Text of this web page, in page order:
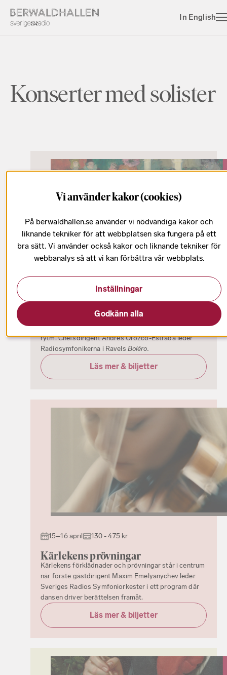
In English
Konserter med solister
100 - 420 kr
Upptäck Ravels Boléro
Välkommen till ett musikaliskt upptäckarprogram
som leder fram till en av klassikens mest berömda
rytm. Chefsdirigent Andrés Orozco-Estrada leder
Radiosymfonikerna i Ravels Boléro.
Läs mer & biljetter
15–16 april 130 - 475 kr
Kärlekens prövningar
Kärlekens förklädnader och prövningar står i centrum
när förste gästdirigent Maxim Emelyanychev leder
Sveriges Radios Symfoniorkester i ett program där
dansen driver berättelsen framåt.
Läs mer & biljetter
Vi använder kakor (cookies)
På berwaldhallen.se använder vi nödvändiga kakor och
liknande tekniker för att webbplatsen ska fungera på ett
bra sätt. Vi använder också kakor och liknande tekniker för
webbanalys så att vi kan förbättra vår webbplats.
Godkänn alla
Inställningar